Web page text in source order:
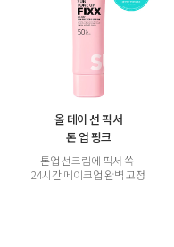
올 데이 선 픽서
톤 업 핑크
톤업 선크림에 픽서 쏙-
24시간 메이크업 완벽 고정